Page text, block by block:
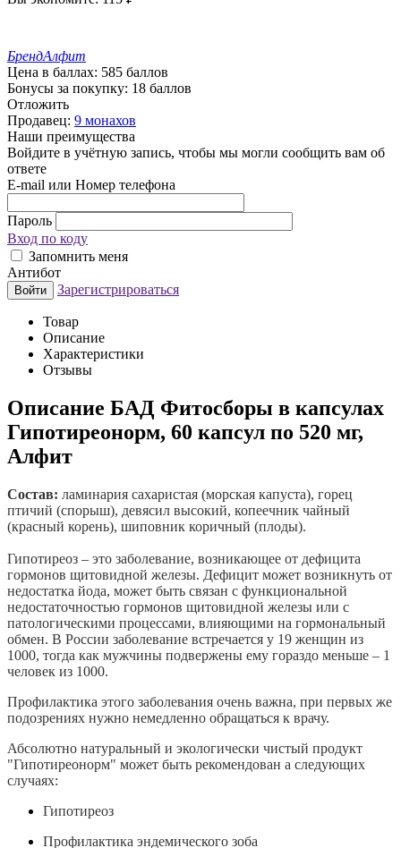
БрендАлфит
Цена в баллах: 585 баллов
Бонусы за покупку: 18 баллов
Отложить
Продавец: 9 монахов
Наши преимущества
Войдите в учётную запись, чтобы мы могли сообщить вам об
ответе
E-mail или Номер телефона
Пароль
Вход по коду
Запомнить меня
Антибот
Войти Зарегистрироваться
Товар
Описание
Характеристики
Отзывы
Описание БАД Фитосборы в капсулах
Гипотиреонорм, 60 капсул по 520 мг,
Алфит
Состав: ламинария сахаристая (морская капуста), горец
птичий (спорыш), девясил высокий, копеечник чайный
(красный корень), шиповник коричный (плоды).
Гипотиреоз – это заболевание, возникающее от дефицита
гормонов щитовидной железы. Дефицит может возникнуть от
недостатка йода, может быть связан с функциональной
недостаточностью гормонов щитовидной железы или с
патологическими процессами, влияющими на гормональный
обмен. В России заболевание встречается у 19 женщин из
1000, тогда как мужчины подвержены ему гораздо меньше – 1
человек из 1000.
Профилактика этого заболевания очень важна, при первых же
подозрениях нужно немедленно обращаться к врачу.
Абсолютно натуральный и экологически чистый продукт
"Гипотиреонорм" может быть рекомендован а следующих
случаях:
Гипотиреоз
Профилактика эндемического зоба